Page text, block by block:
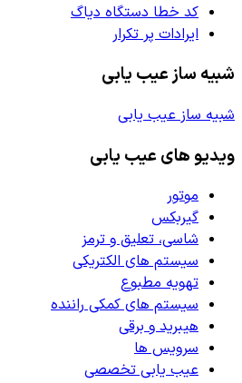
کد خطا دستگاه دیاگ
ایرادات پر تکرار
شبیه ساز عیب یابی
شبیه ساز عیب یابی
ویدیو های عیب یابی
موتور
گیربکس
شاسی، تعلیق و ترمز
سیستم های الکتریکی
تهویه مطبوع
سیستم های کمکی راننده
هیبرید و برقی
سرویس ها
عیب یابی تخصصی